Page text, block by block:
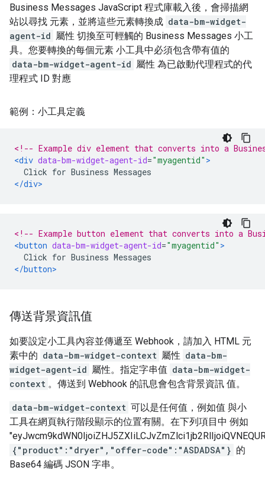
Business Messages JavaScript 程式庫載入後，會掃描網
站以尋找 元素，並將這些元素轉換成 data-bm-widget-
agent-id 屬性 切換至可輕觸的 Business Messages 小工
具。您要轉換的每個元素 小工具中必須包含帶有值的
data-bm-widget-agent-id 屬性 為已啟動代理程式的代
理程式 ID 對應
範例：小工具定義
<!-- Example div element that converts into a
<div data-bm-widget-agent-id="myagentid" >
Click for Business Messages
</div>
<!-- Example button element that converts into a
<button data-bm-widget-agent-id="myagentid" >
Click for Business Messages
</button>
傳送背景資訊值
如要設定小工具內容並傳遞至 Webhook，請加入 HTML 元
素中的 data-bm-widget-context 屬性 data-bm-
widget-agent-id 屬性。指定字串值 data-bm-widget-
context 。傳送到 Webhook 的訊息會包含背景資訊 值。
data-bm-widget-context 可以是任何值，例如值 與小
工具在網頁執行階段顯示的位置有關。在下列項目中 例如
{"product":"dryer","offer-code":"ASDADSA"} 的
Base64 編碼 JSON 字串。